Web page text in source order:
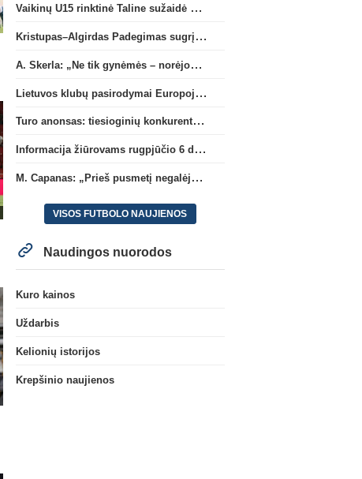
Vaikinų U15 rinktinė Taline sužaidė pirmąsias kontrolines rungtynes
Kristupas–Algirdas Padegimas sugrįžta į FC „Hegelmann” B sudėtį
A. Skerla: „Ne tik gynėmės – norėjome atakuoti“
Lietuvos klubų pasirodymai Europoje: patirti pralaimėjimai Kroatijos atstovams
Turo anonsas: tiesioginių konkurentų dvikova Gargžduose
Informacija žiūrovams rugpjūčio 6 d. UEFA rungtynėms
M. Capanas: „Prieš pusmetį negalėjau net įsivaizduoti, kad žaisime prieš „Hajduk“
VISOS FUTBOLO NAUJIENOS
Naudingos nuorodos
Kuro kainos
Uždarbis
Kelionių istorijos
Krepšinio naujienos